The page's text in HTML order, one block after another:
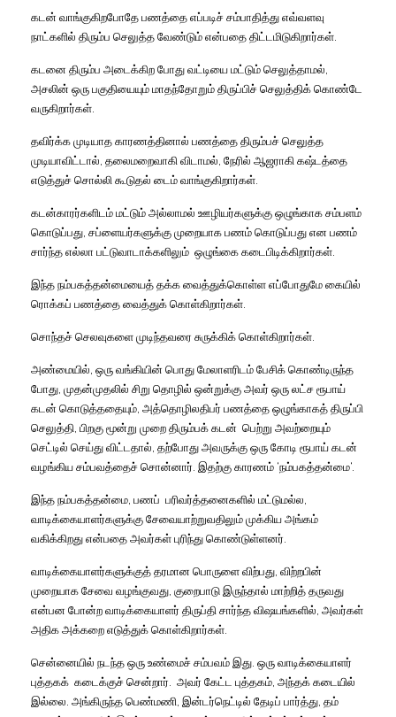
கடன் வாங்குகிறபோதே பணத்தை எப்படிச் சம்பாதித்து எவ்வளவு
நாட்களில் திரும்ப செலுத்த வேண்டும் என்பதை திட்டமிடுகிறார்கள்
கடனை திரும்ப அடைக்கிற போது வட்டியை மட்டும் செலுத்தாமல்
அசலின் ஒரு பகுதியையும் மாதந்தோறும் திருப்பிச் செலுத்திக் கொண்டே
வருகிறார்கள்
தவிர்க்க முடியாத காரணத்தினால் பணத்தை திரும்பச் செலுத்த
முடியாவிட்டால் தலைமறைவாகி விடாமல் நேரில் ஆஜராகி கஷ்டத்தை
எடுத்துச் சொல்லி கூடுதல் டைம் வாங்குகிறார்கள்
கடன்காரர்களிடம் மட்டும் அல்லாமல் ஊழியர்களுக்கு ஒழுங்காக சம்பளம்
கொடுப்பது சப்ளையர்களுக்கு முறையாக பணம் கொடுப்பது என பணம்
சார்ந்த எல்லா பட்டுவாடாக்களிலும் ஒழுங்கை கடைபிடிக்கிறார்கள்
இந்த நம்பகத்தன்மையைத் தக்க வைத்துக்கொள்ள எப்போதுமே கையில்
ரொக்கப் பணத்தை வைத்துக் கொள்கிறார்கள்
சொந்தச் செலவுகளை முடிந்தவரை சுருக்கிக் கொள்கிறார்கள்
அண்மையில் ஒரு வங்கியின் பொது மேலாளரிடம் பேசிக் கொண்டிருந்த
போது முதன்முதலில் சிறு தொழில் ஒன்றுக்கு அவர் ஒரு லட்ச ரூபாய்
கடன் கொடுத்ததையும் அத்தொழிலதிபர் பணத்தை ஒழுங்காகத் திருப்பி
செலுத்தி பிறகு மூன்று முறை திரும்பக் கடன் பெற்று அவற்றையும்
செட்டில் செய்து விட்டதால் தற்போது அவருக்கு ஒரு கோடி ரூபாய் கடன்
வழங்கிய சம்பவத்தைச் சொன்னார் இதற்கு காரணம் ‘நம்பகத்தன்மை‘.
இந்த நம்பகத்தன்மை பணப் பரிவர்த்தனைகளில் மட்டுமல்ல
வாடிக்கையாளர்களுக்கு சேவையாற்றுவதிலும் முக்கிய அங்கம்
வகிக்கிறது என்பதை அவர்கள் புரிந்து கொண்டுள்ளனர்
வாடிக்கையாளர்களுக்குத் தரமான பொருளை விற்பது விற்றபின்
முறையாக சேவை வழங்குவது குறைபாடு இருந்தால் மாற்றித் தருவது
என்பன போன்ற வாடிக்கையாளர் திருப்தி சார்ந்த விஷயங்களில் அவர்கள்
அதிக அக்கறை எடுத்துக் கொள்கிறார்கள்
சென்னையில் நடந்த ஒரு உண்மைச் சம்பவம் இது ஒரு வாடிக்கையாளர்
புத்தகக் கடைக்குச் சென்றார் அவர் கேட்ட புத்தகம் அந்தக் கடையில்
இல்லை அங்கிருந்த பெண்மணி இன்டர்நெட்டில் தேடிப் பார்த்து தம்